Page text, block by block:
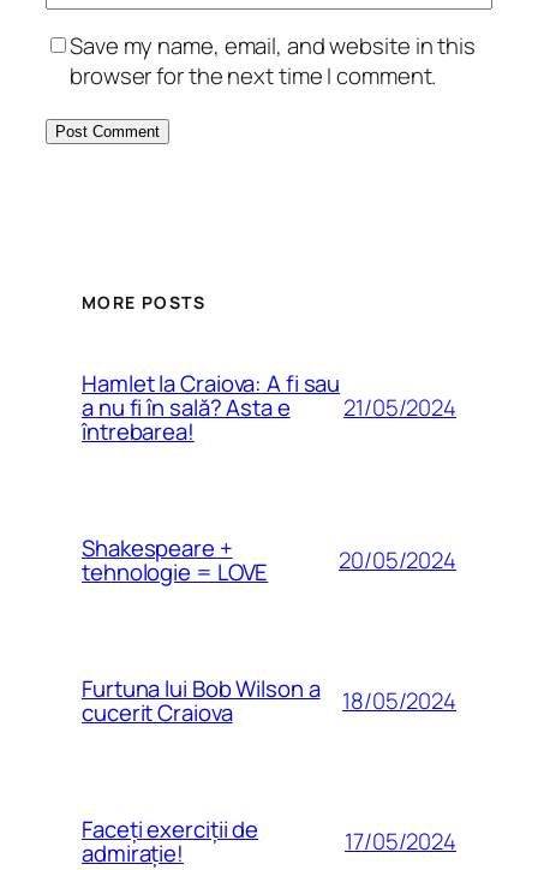
Save my name, email, and website in this
browser for the next time I comment.
MORE POSTS
Hamlet la Craiova: A fi sau
a nu fi în sală? Asta e
întrebarea!
21/05/2024
Shakespeare +
tehnologie = LOVE 20/05/2024
Furtuna lui Bob Wilson a
cucerit Craiova 18/05/2024
Faceți exerciții de
admirație! 17/05/2024